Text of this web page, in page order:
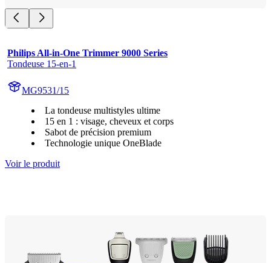
Philips All-in-One Trimmer 9000 Series
Tondeuse 15-en-1
MG9531/15
La tondeuse multistyles ultime
15 en 1 : visage, cheveux et corps
Sabot de précision premium
Technologie unique OneBlade
Voir le produit